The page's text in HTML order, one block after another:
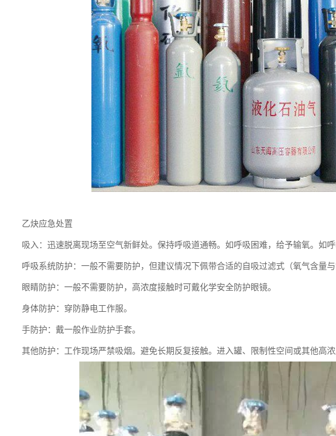
乙炔应急处置
吸入：迅速脱离现场至空气新鲜处。保持呼吸道通畅。如呼吸困难，给予输氧。如
呼吸系统防护：一般不需要防护，但建议情况下佩带合适的自吸过滤式（氧气含量
眼睛防护：一般不需要防护，高浓度接触时可戴化学安全防护眼镜。
身体防护：穿防静电工作服。
手防护：戴一般作业防护手套。
其他防护：工作现场严禁吸烟。避免长期反复接触。进入罐、限制性空间或其他高浓